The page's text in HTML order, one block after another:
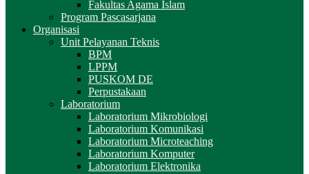
Fakultas Agama Islam
Program Pascasarjana
Organisasi
Unit Pelayanan Teknis
BPM
LPPM
PUSKOM DE
Perpustakaan
Laboratorium
Laboratorium Mikrobiologi
Laboratorium Komunikasi
Laboratorium Microteaching
Laboratorium Komputer
Laboratorium Elektronika